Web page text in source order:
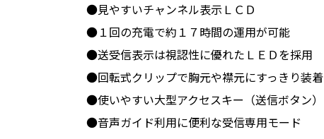
●見やすいチャンネル表示ＬＣＤ
●１回の充電で約１７時間の運用が可能
●送受信表示は視認性に優れたＬＥＤを採用
●回転式クリップで胸元や襟元にすっきり装着
●使いやすい大型アクセスキー（送信ボタン）
●音声ガイド利用に便利な受信専用モード